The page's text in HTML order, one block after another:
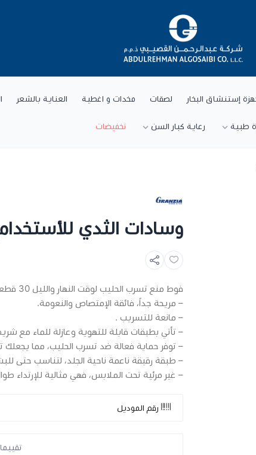
شركة عبد الرحمن القصيبي للتجارة العامة
إستنشاق البخار لصقات مخدات و اغطية العناية بالشعر
طبية رعاية كبار السن تخفيضات
وسادات الثدي
فوط منع تسرب الحليب لوقت النهار والليل 30 قطعة
– مريحة جداً، فائقة الإمتصاص والنعومة.
– مانعة للتسريب .
– تأتي بطبقات قابلة للتهوية وعازلة للماء مع
– توفر حماية فعالة ضد تسرب الحليب، مما يجعلك
– طبقة رقيقة ناعمة ناحية الجلد، لتناسب حتى
– غير مرئية تحت الملابس، فهي مثالية للإرتداء
رقم الموديل